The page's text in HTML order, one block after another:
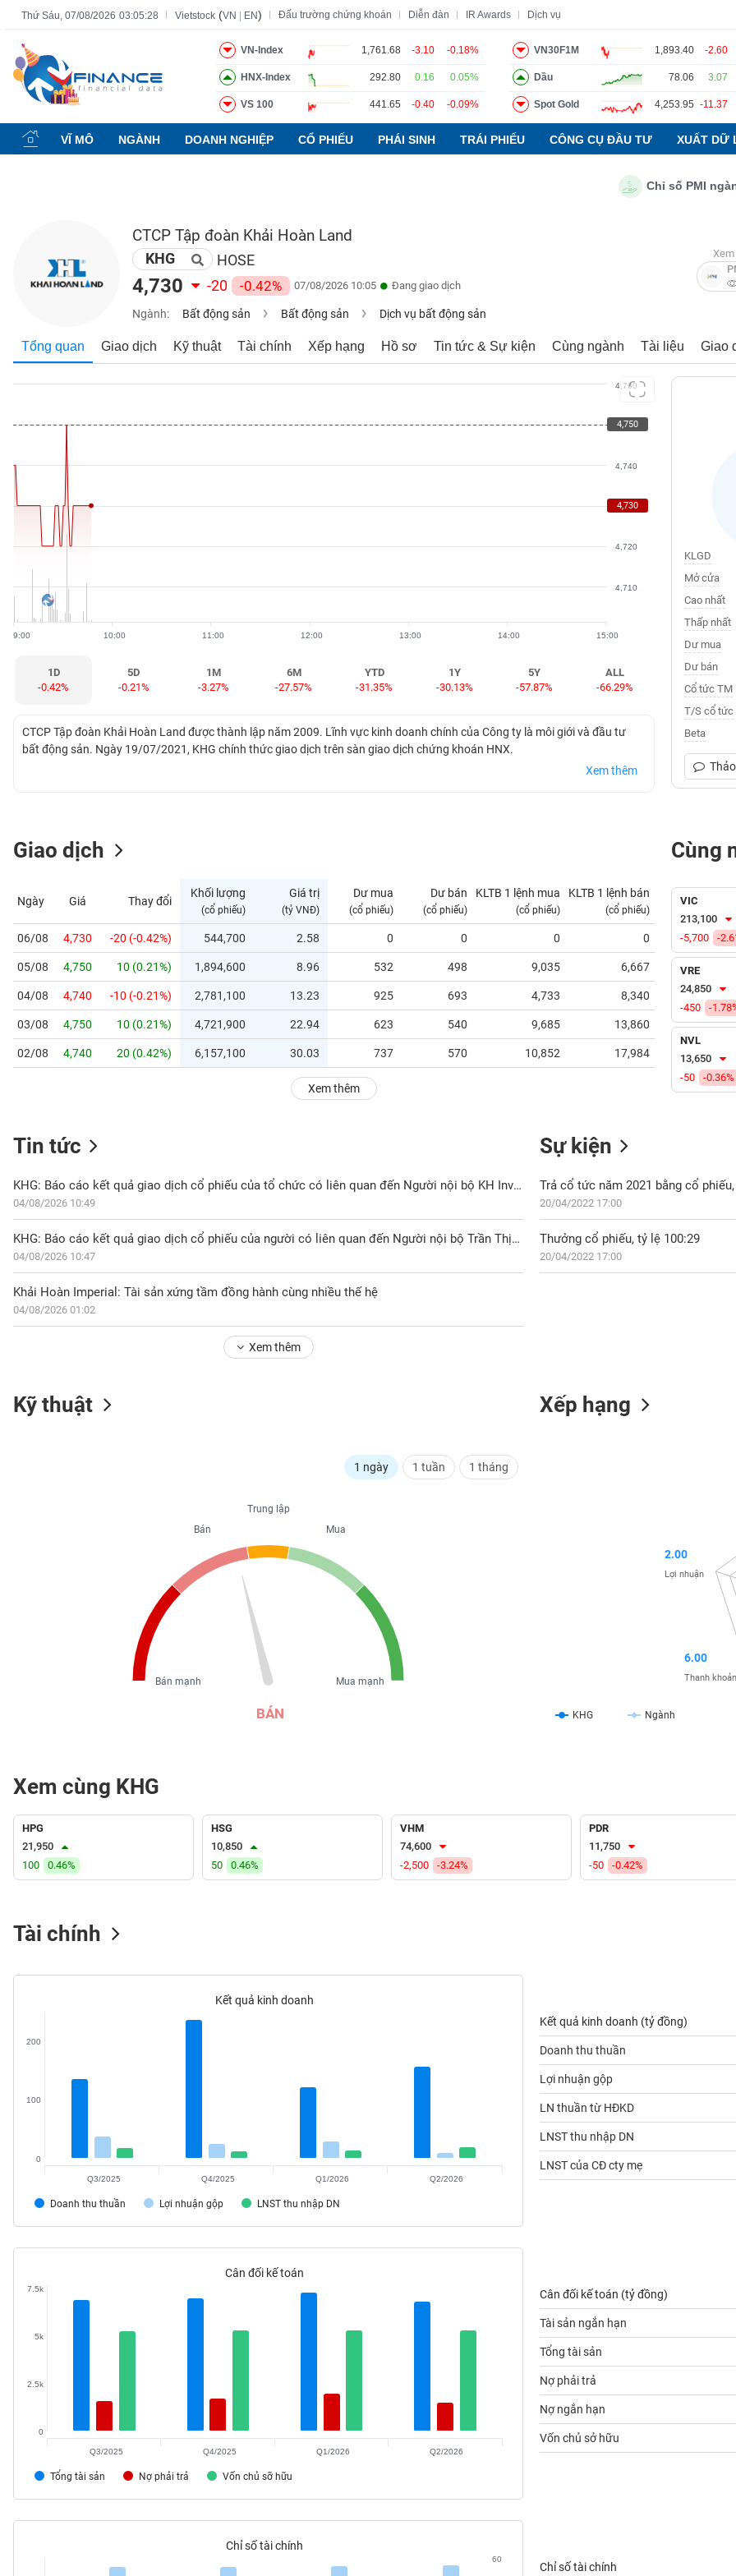
Thứ Sáu, 07/08/2026 03:05:29 Vietstock (VN EN) Đấu trường chứng khoán Diễn đàn IR Awards Dịch vụ
VN-Index 1,761.68 -3.10 -0.18%
HNX-Index 292.80 0.16 0.05%
VS 100 441.65 -0.40 -0.09%
VN30F1M 1,893.40 -2.60
Dầu 78.06 3.07
Spot Gold 4,253.95 -11.37
VĨ MÔ NGÀNH DOANH NGHIỆP CỔ PHIẾU PHÁI SINH TRÁI PHIẾU CÔNG CỤ ĐẦU TƯ XUẤT DỮ
Chỉ số PMI ngành
CTCP Tập đoàn Khải Hoàn Land
KHG HOSE
4,730 -20 -0.42% 07/08/2026 10:05 Đang giao dịch
Ngành: Bất động sản Bất động sản Dịch vụ bất động sản
Tổng quan Giao dịch Kỹ thuật Tài chính Xếp hạng Hồ sơ Tin tức & Sự kiện Cùng ngành Tài liệu Giao
4,750
4,710
4,720
4,730
4,740
4,760
9:00 10:00 11:00 12:00 13:00 14:00 15:00
4,750
4,730
1D
-0.42%
5D
-0.21%
1M
-3.27%
6M
-27.57%
YTD
-31.35%
1Y
-30.13%
5Y
-57.87%
ALL
-66.29%
CTCP Tập đoàn Khải Hoàn Land được thành lập năm 2009. Lĩnh vực kinh doanh chính của Công ty là môi giới và đầu tư
bất động sản. Ngày 19/07/2021, KHG chính thức giao dịch trên sàn giao dịch chứng khoán HNX.
Xem thêm
KLGD
Mở cửa
Cao nhất
Thấp nhất
Dư mua
Dư bán
Cổ tức TM
T/S cổ tức
Beta
Giao dịch
Ngày Giá Thay đổi
Khối lượng
(cổ phiếu)
Giá trị
(tỷ VNĐ)
Dư mua
(cổ phiếu)
Dư bán
(cổ phiếu)
KLTB 1 lệnh mua
(cổ phiếu)
KLTB 1 lệnh bán
(cổ phiếu)
06/08 4,730 -20 (-0.42%) 544,700 2.58 0 0 0 0 0.00
05/08 4,750 10 (0.21%) 1,894,600 8.96 532 498 9,035 6,667
04/08 4,740 -10 (-0.21%) 2,781,100 13.23 925 693 4,733 8,340 0.34
03/08 4,750 10 (0.21%) 4,721,900 22.94 623 540 9,685 13,860 0.60
02/08 4,740 20 (0.42%) 6,157,100 30.03 737 570 10,852 17,984 0.19
Xem thêm
Cùng
VIC
213,100
-5,700
-
VRE
24,850
-450
-
NVL
13,650
-50
-0.36%
Tin tức
KHG: Báo cáo kết quả giao dịch cổ phiếu của tổ chức có liên quan đến Người nội bộ KH Invest Company Limited
04/08/2026 10:49
KHG: Báo cáo kết quả giao dịch cổ phiếu của người có liên quan đến Người nội bộ Trần Thị Thu Hương
04/08/2026 10:47
Khải Hoàn Imperial: Tài sản xứng tầm đồng hành cùng nhiều thế hệ
04/08/2026 01:02
Xem thêm
Sự kiện
Trả cổ tức năm 2021 bằng cổ
20/04/2022 17:00
Thưởng cổ phiếu, tỷ lệ 100:29
20/04/2022 17:00
Kỹ thuật
1 ngày 1 tuần 1 tháng
BÁN
Trung lập
Mua
Mua mạnh
Bán
Bán mạnh
Xếp hạng
KHG Ngành
6.00
Thanh khoản
2.00
Lợi nhuận
Xem cùng KHG
HPG
21,950
100
0.46%
HSG
10,850
50
0.46%
VHM
74,600
-2,500
-3.24%
PDR
11,750
-50
-0.42%
Tài chính
Kết quả kinh doanh
Doanh thu thuần Lợi nhuận gộp LNST thu nhập DN
0
100
200
Q3/2025 Q4/2025 Q1/2026 Q2/2026
Kết quả kinh doanh (tỷ đồng)
Doanh thu thuần
Lợi nhuận gộp
LN thuần từ HĐKD
LNST thu nhập DN
LNST của CĐ cty mẹ
Cân đối kế toán
Tổng tài sản Nợ phải trả Vốn chủ sỡ hữu
0
2.5k
5k
7.5k
Q3/2025 Q4/2025 Q1/2026 Q2/2026
Cân đối kế toán (tỷ đồng)
Tài sản ngắn hạn
Tổng tài sản
Nợ phải trả
Nợ ngắn hạn
Vốn chủ sở hữu
Chỉ số tài chính
60
Chỉ số tài chính
Tất cả Tính năng Ngành Mã chứng khoán Lãnh đạo Báo cáo phân tích Thuật ngữ
Tính
năng
(-)
CHỨNG
KHOÁN
NGHIỆP
ĐỘNG
CHÍNH
HÀNG
HÓA
GIỚI
CÁ
NHÂN
PHÂN
TÍCH
VIETSTOCKFINANCE
DOANH
NGHIỆP
CỔ
PHIẾU
SINH
(-)
VS-
SECTOR
LIỆU
NGHIỆP
TIÊU
THIẾT
TIÊU
THIẾT